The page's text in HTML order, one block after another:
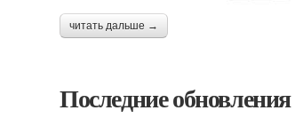
читать дальше →
Последние обновления